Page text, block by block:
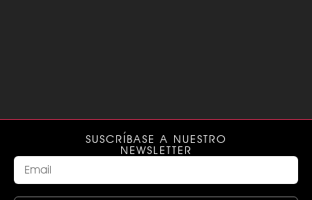
SUSCRÍBASE A NUESTRO
NEWSLETTER